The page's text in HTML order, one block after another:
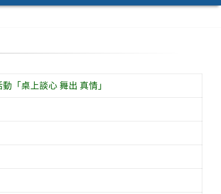
「桌上談心 舞出 真情」